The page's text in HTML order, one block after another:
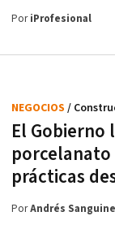
PoriProfesional
El Gobierno
porcelanato
prácticas
NEGOCIOS /
PorAndrés